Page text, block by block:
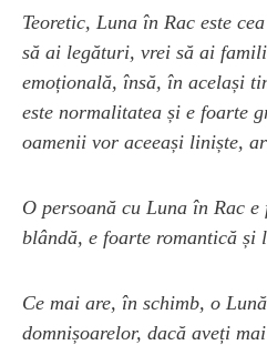
Teoretic, Luna în Rac este
să ai legături, vrei să ai
emoțională, însă, în același
este normalitatea și e foarte
oamenii vor aceeași liniște,
O persoană cu Luna în Rac
blândă, e foarte romantică și
Ce mai are, în schimb, o
domnișoarelor, dacă aveți